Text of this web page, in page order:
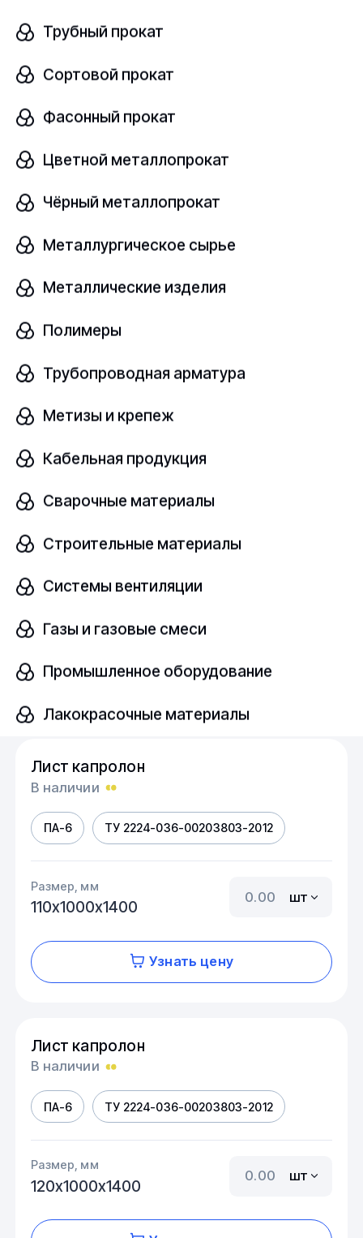
Трубный прокат
Сортовой прокат
Фасонный прокат
Цветной металлопрокат
Чёрный металлопрокат
Металлургическое сырье
Металлические изделия
Полимеры
Трубопроводная арматура
Метизы и крепеж
Кабельная продукция
Сварочные материалы
Строительные материалы
Системы вентиляции
Газы и газовые смеси
Промышленное оборудование
Лакокрасочные материалы
100х1000х1400
Узнать цену
Лист капролон
Размер, мм
В наличии
ПА-6 ТУ 2224-036-00203803-2012
10х950х1400
Узнать цену
Лист капролон
В наличии
ПА-6 ТУ 2224-036-00203803-2012
Размер, мм
110х1000х1400
шт
Узнать цену
Лист капролон
В наличии
ПА-6 ТУ 2224-036-00203803-2012
Размер, мм
120х1000х1400
шт